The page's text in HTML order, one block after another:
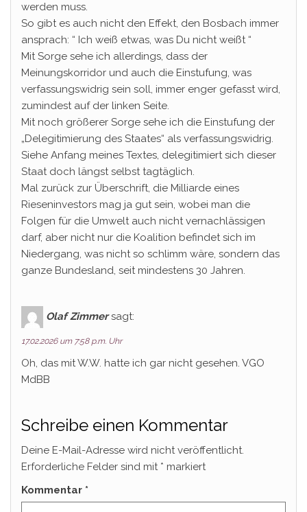
werden muss.
So gibt es auch nicht den Effekt, den Bosbach immer
ansprach: “ Ich weiß etwas, was Du nicht weißt “
Mit Sorge sehe ich allerdings, dass der
Meinungskorridor und auch die Einstufung, was
verfassungswidrig sein soll, immer enger gefasst wird,
zumindest auf der linken Seite.
Mit noch größerer Sorge sehe ich die Einstufung der
„Delegitimierung des Staates“ als verfassungswidrig.
Siehe Anfang meines Textes, delegitimiert sich dieser
Staat doch längst selbst tagtäglich.
Mal zurück zur Überschrift, die Milliarde eines
Rieseninvestors mag ja gut sein, wobei man die
Folgen für die Umwelt auch nicht vernachlässigen
darf, aber nicht nur die Koalition befindet sich im
Niedergang, was nicht so schlimm wäre, sondern das
ganze Bundesland, seit mindestens 30 Jahren.
Olaf Zimmer sagt:
17.02.2026 um 7:58 p.m. Uhr
Oh, das mit W.W. hatte ich gar nicht gesehen. VGO
MdBB
Schreibe einen Kommentar
Deine E-Mail-Adresse wird nicht veröffentlicht.
Erforderliche Felder sind mit * markiert
Kommentar *